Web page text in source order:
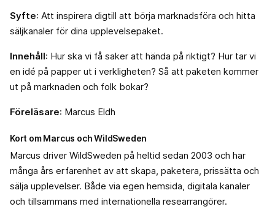
Syfte: Att inspirera digtill att börja marknadsföra och hitta
säljkanaler för dina upplevelsepaket.
Innehåll: Hur ska vi få saker att hända på riktigt? Hur tar vi
en idé på papper ut i verkligheten? Så att paketen kommer
ut på marknaden och folk bokar?
Föreläsare: Marcus Eldh
Kort om Marcus och WildSweden
Marcus driver WildSweden på heltid sedan 2003 och har
många års erfarenhet av att skapa, paketera, prissätta och
sälja upplevelser. Både via egen hemsida, digitala kanaler
och tillsammans med internationella researrangörer.